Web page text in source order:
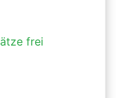
frei